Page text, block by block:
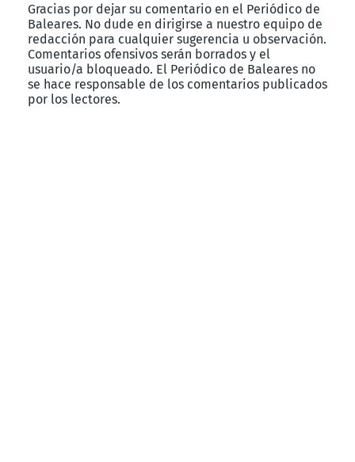
Gracias por dejar su comentario en el Periódico de
Baleares. No dude en dirigirse a nuestro equipo de
redacción para cualquier sugerencia u observación.
Comentarios ofensivos serán borrados y el
usuario/a bloqueado. El Periódico de Baleares no
se hace responsable de los comentarios publicados
por los lectores.